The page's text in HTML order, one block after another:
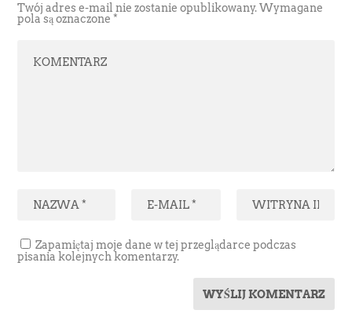
Twój adres e-mail nie zostanie opublikowany. Wymagane
pola są oznaczone*
Zapamiętaj moje dane w tej przeglądarce podczas
pisania kolejnych komentarzy.